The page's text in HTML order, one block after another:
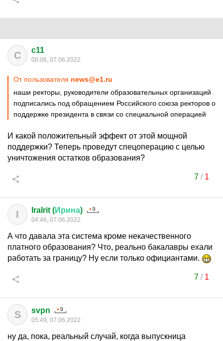
C c11
00:06, 07.06.2022
От пользователя news@e1.ru
наши ректоры, руководители образовательных организаций
подписались под обращением Российского союза ректоров о
поддержке президента в связи со специальной операцией
И какой положительный эффект от этой мощной
поддержки? Теперь проведут спецоперацию с целью
уничтожения остатков образования?
7/ 1
I IraIrit (Ирина)
04:46, 07.06.2022
А что давала эта система кроме некачественного
платного образования? Что, реально бакалавры ехали
работать за границу? Ну если только официантами.
7/ 1
S svpn
05:49, 07.06.2022
ну да, пока, реальный случай, когда выпускница